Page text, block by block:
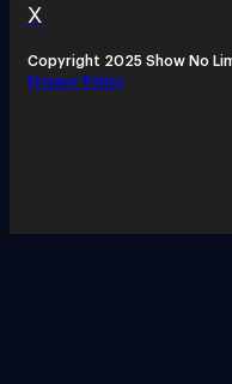
X
Copyright 2025 Show No
Privacy Policy